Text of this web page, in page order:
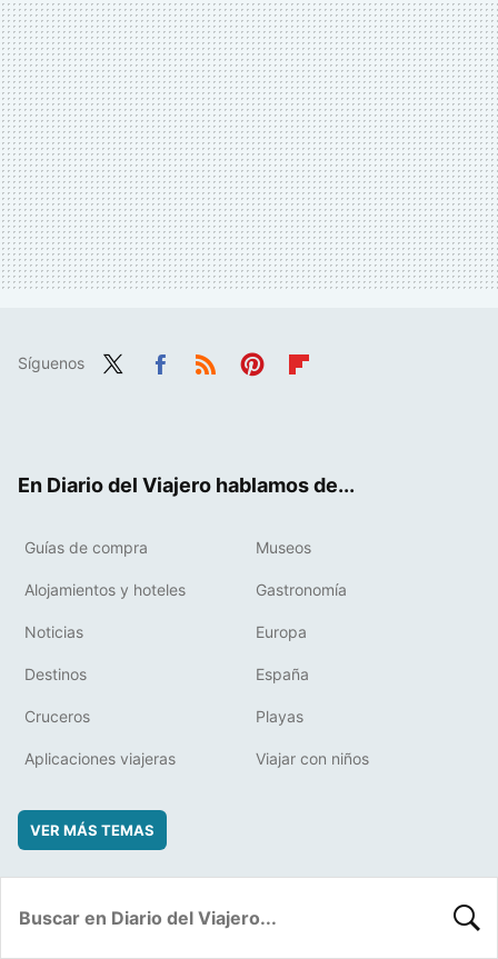
Síguenos
En Diario del Viajero hablamos de...
Guías de compra Museos
Alojamientos y hoteles Gastronomía
Noticias Europa
Destinos España
Cruceros Playas
Aplicaciones viajeras Viajar con niños
VER MÁS TEMAS